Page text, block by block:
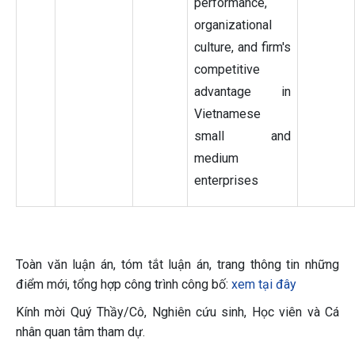
organizational
culture, and firm's
competitive
advantage in
Vietnamese
small and
medium
enterprises
Toàn văn luận án, tóm tắt luận án, trang thông tin những
điểm mới, tổng hợp công trình công bố: xem tại đây
Kính mời Quý Thầy/Cô, Nghiên cứu sinh, Học viên và Cá
nhân quan tâm tham dự.